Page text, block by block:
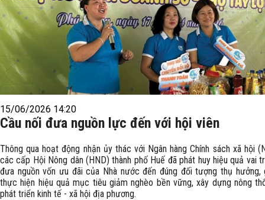
15/06/2026 14:20
Cầu nối đưa nguồn lực đến với hội viên
Thông qua hoạt động nhận ủy thác với Ngân hàng Chính sách xã hội
các cấp Hội Nông dân (HND) thành phố Huế đã phát huy hiệu quả vai
đưa nguồn vốn ưu đãi của Nhà nước đến đúng đối tượng thụ hưởng,
thực hiện hiệu quả mục tiêu giảm nghèo bền vững, xây dựng nông
phát triển kinh tế - xã hội địa phương.